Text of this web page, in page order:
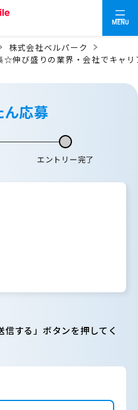
MENU
株式会社ベルパーク
伸び盛りの業界・会社でキャリ
ん応募
エントリー完了
する」ボタンを押してく